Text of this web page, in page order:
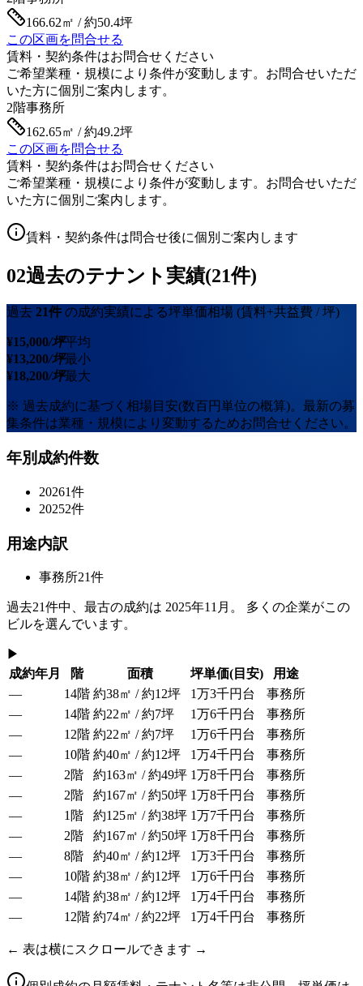
166.62㎡ / 約50.4坪
この区画を問合せる
賃料・契約条件はお問合せください
ご希望業種・規模により条件が変動します。お問合せいただ
いた方に個別ご案内します。
2階事務所
162.65㎡ / 約49.2坪
この区画を問合せる
賃料・契約条件はお問合せください
ご希望業種・規模により条件が変動します。お問合せいただ
いた方に個別ご案内します。
賃料・契約条件は問合せ後に個別ご案内します
02過去のテナント実績(21件)
過去 21件 の成約実績による坪単価相場 (賃料+共益費 / 坪)
¥15,000/坪平均
¥13,200/坪最小
¥18,200/坪最大
※ 過去成約に基づく相場目安(数百円単位の概算)。最新の募
集条件は業種・規模により変動するためお問合せください。
年別成約件数
20261件
20252件
用途内訳
事務所21件
過去21件中、最古の成約は 2025年11月 。 多くの企業がこの
ビルを選んでいます。
▶
成約年月
階 面積 坪単価(目安)
用途
—
14階 約38㎡ / 約12坪 1万3千円台
事務所
—
14階 約22㎡ / 約7坪 1万6千円台
事務所
—
12階 約22㎡ / 約7坪 1万6千円台
事務所
—
10階 約40㎡ / 約12坪 1万4千円台
事務所
—
2階 約163㎡ / 約49坪 1万8千円台
事務所
—
2階 約167㎡ / 約50坪 1万8千円台
事務所
—
1階 約125㎡ / 約38坪 1万7千円台
事務所
—
2階 約167㎡ / 約50坪 1万8千円台
事務所
—
8階 約40㎡ / 約12坪 1万3千円台
事務所
—
10階 約38㎡ / 約12坪 1万6千円台
事務所
—
14階 約38㎡ / 約12坪 1万4千円台
事務所
—
12階 約74㎡ / 約22坪 1万4千円台 事務所
← 表は横にスクロールできます →